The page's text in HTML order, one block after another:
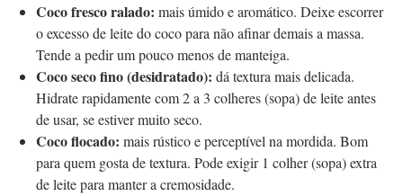
Coco fresco ralado: mais úmido e aromático. Deixe escorrer
o excesso de leite do coco para não afinar demais a massa.
Tende a pedir um pouco menos de manteiga.
Coco seco fino (desidratado): dá textura mais delicada.
Hidrate rapidamente com 2 a 3 colheres (sopa) de leite antes
de usar, se estiver muito seco.
Coco flocado: mais rústico e perceptível na mordida. Bom
para quem gosta de textura. Pode exigir 1 colher (sopa) extra
de leite para manter a cremosidade.